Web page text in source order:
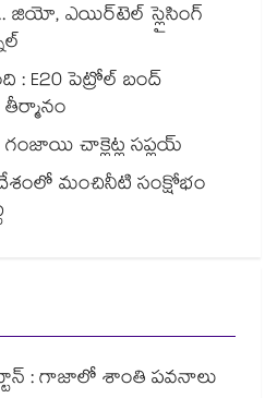
జియో, ఎయిర్‌టెల్ స్లైసింగ్
: E20 పెట్రోల్ బంద్
గంజాయి చాక్లెట్ల సప్లయ్
మంచినీటి సంక్షోభం
: గాజాలో శాంతి పవనాలు